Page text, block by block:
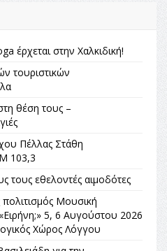
έρχεται στην Χαλκιδική!
τουριστικών
θέση τους –
Πέλλας Στάθη
103,3
τους εθελοντές αιμοδότες
Μουσική
5, 6 Αυγούστου 2026
Χώρος Λόγγου